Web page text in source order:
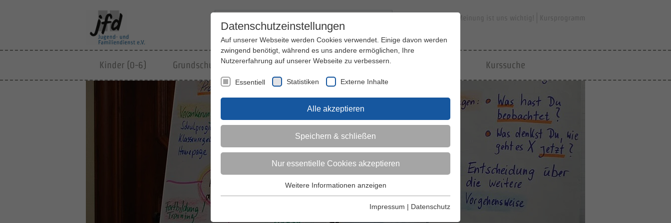
Ihre Meinung ist uns wichtig! Kursprogramm
Kinder (0-6) Grundschulkinder Jugendliche Erwachsene Kurssuche
Datenschutzeinstellungen
Auf unserer Webseite werden Cookies verwendet. Einige davon werden
zwingend benötigt, während es uns andere ermöglichen, Ihre
Nutzererfahrung auf unserer Webseite zu verbessern.
Essentiell Statistiken Externe Inhalte
Alle akzeptieren
Speichern & schließen
Nur essentielle Cookies akzeptieren
Essentielle Cookies werden für grundlegende Funktionen der
Weitere Informationen anzeigen
Impressum | Datenschutz